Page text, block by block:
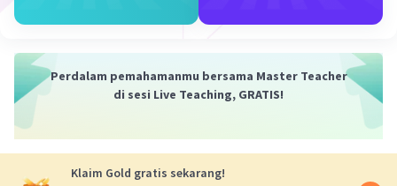
Perdalam pemahamanmu bersama Master Teacher
di sesi Live Teaching, GRATIS!
Klaim Gold gratis sekarang!